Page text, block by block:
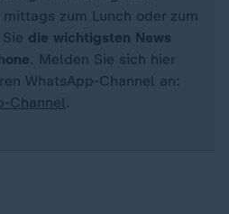
zum Lunch oder zum
die wichtigsten News
. Melden Sie sich hier
WhatsApp-Channel an:
Channel.